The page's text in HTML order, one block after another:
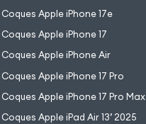
Coques Apple iPhone 17e
Coques Apple iPhone 17
Coques Apple iPhone Air
Coques Apple iPhone 17 Pro
Coques Apple iPhone 17 Pro Max
Coques Apple iPad Air 13’ 2025